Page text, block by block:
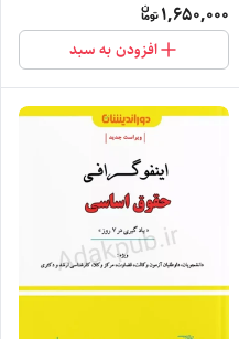
1,650,000
افزودن به سبد